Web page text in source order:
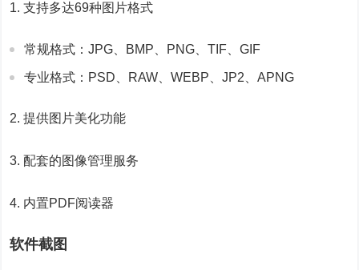
1. 支持多达69种图片格式
常规格式：JPG、BMP、PNG、TIF、GIF
专业格式：PSD、RAW、WEBP、JP2、APNG
2. 提供图片美化功能
3. 配套的图像管理服务
4. 内置PDF阅读器
软件截图